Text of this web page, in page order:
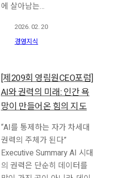
에 살아남는…
2026. 02. 20
경영지식
[제209회 영림원CEO포럼]
AI와 권력의 미래: 인간 욕
망이 만들어온 힘의 지도
“AI를 통제하는 자가 차세대
권력의 주체가 된다”
Executive Summary AI 시대
의 권력은 단순히 데이터를